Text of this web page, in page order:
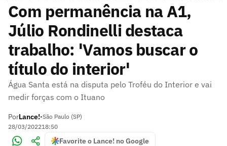
Com permanência na A1,
Júlio Rondinelli destaca
trabalho: 'Vamos buscar o
título do interior'
Água Santa está na disputa pelo Troféu do Interior e vai
medir forças com o Ituano
PorLance!•São Paulo (SP)
28/03/202218:50
Favorite o Lance! no Google